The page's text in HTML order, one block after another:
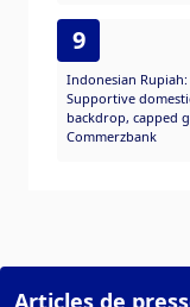
9
Indonesian Rupiah:
Supportive
backdrop, capped
Commerzbank
Articles de